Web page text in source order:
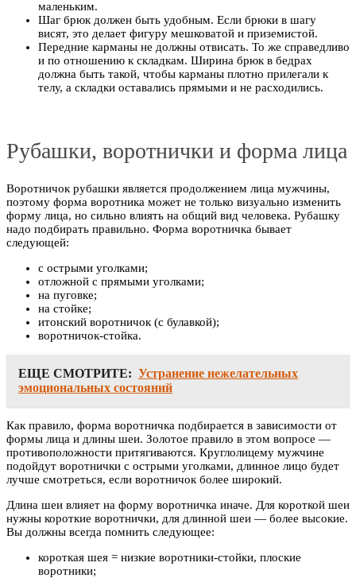
маленьким.
Шаг брюк должен быть удобным. Если брюки в шагу
висят, это делает фигуру мешковатой и приземистой.
Передние карманы не должны отвисать. То же справедливо
и по отношению к складкам. Ширина брюк в бедрах
должна быть такой, чтобы карманы плотно прилегали к
телу, а складки оставались прямыми и не расходились.
Рубашки, воротнички и форма лица
Воротничок рубашки является продолжением лица мужчины,
поэтому форма воротника может не только визуально изменить
форму лица, но сильно влиять на общий вид человека. Рубашку
надо подбирать правильно. Форма воротничка бывает
следующей:
с острыми уголками;
отложной с прямыми уголками;
на пуговке;
на стойке;
итонский воротничок (с булавкой);
воротничок-стойка.
ЕЩЕ СМОТРИТЕ: Устранение нежелательных
эмоциональных состояний
Как правило, форма воротничка подбирается в зависимости от
формы лица и длины шеи. Золотое правило в этом вопросе —
противоположности притягиваются. Круглолицему мужчине
подойдут воротнички с острыми уголками, длинное лицо будет
лучше смотреться, если воротничок более широкий.
Длина шеи влияет на форму воротничка иначе. Для короткой шеи
нужны короткие воротнички, для длинной шеи — более высокие.
Вы должны всегда помнить следующее:
короткая шея = низкие воротники-стойки, плоские
воротники;